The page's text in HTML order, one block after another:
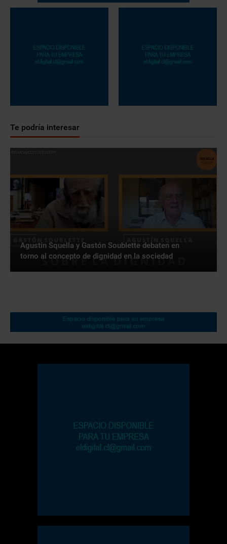
Te podría interesar
Agustín Squella y Gastón Soublette debaten en
torno al concepto de dignidad en la sociedad